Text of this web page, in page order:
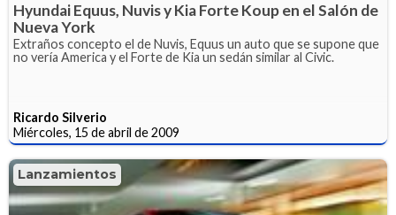
Hyundai Equus, Nuvis y Kia Forte Koup en el Salón de
Nueva York
Extraños concepto el de Nuvis, Equus un auto que se supone que
no vería America y el Forte de Kia un sedán similar al Civic.
Ricardo Silverio
Miércoles, 15 de abril de 2009
Lanzamientos